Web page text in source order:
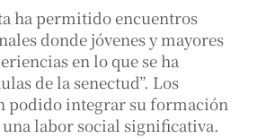
ha permitido encuentros
donde jóvenes y mayores
en lo que se ha
de la senectud”. Los
podido integrar su formación
labor social significativa.